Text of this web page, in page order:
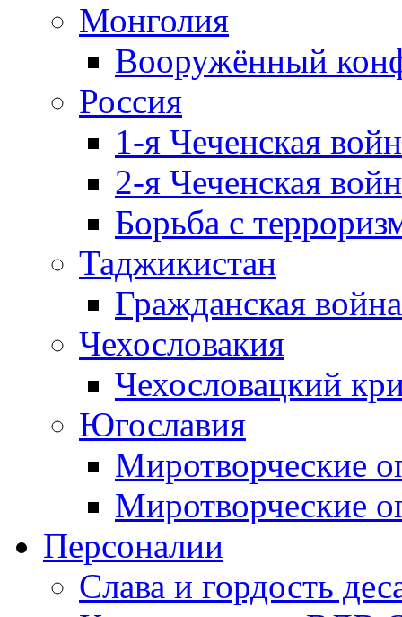
Монголия
Вооружённый
Россия
1-я Чеченская
2-я Чеченская
Борьба с
Таджикистан
Гражданская
Чехословакия
Чехословацкий
Югославия
Миротворческие
Миротворческие
Персоналии
Слава и гордость